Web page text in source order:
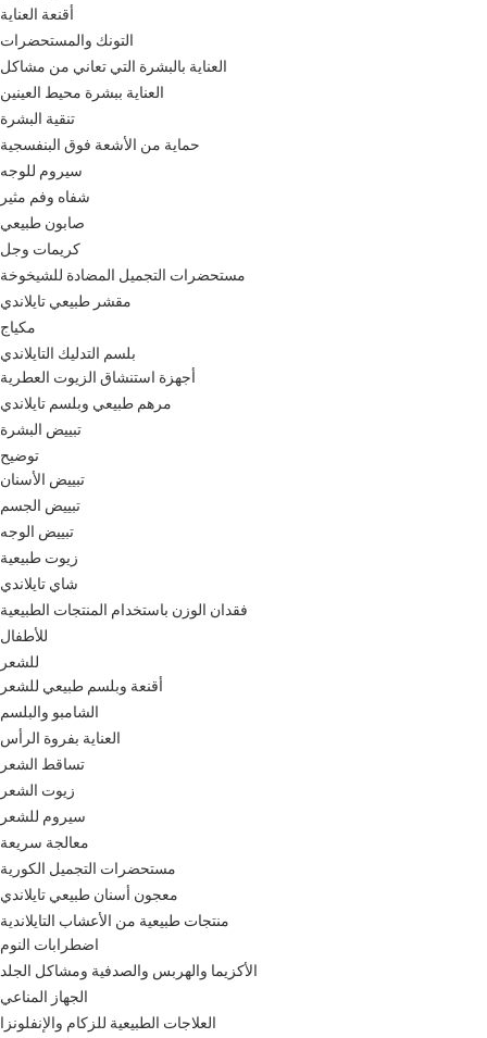
أقنعة العناية
التونك والمستحضرات
العناية بالبشرة التي تعاني من مشاكل
العناية ببشرة محيط العينين
تنقية البشرة
حماية من الأشعة فوق البنفسجية
سيروم للوجه
شفاه وفم مثير
صابون طبيعي
كريمات وجل
مستحضرات التجميل المضادة للشيخوخة
مقشر طبيعي تايلاندي
مكياج
بلسم التدليك التايلاندي
أجهزة استنشاق الزيوت العطرية
مرهم طبيعي وبلسم تايلاندي
تبييض البشرة
توضيح
تبييض الأسنان
تبييض الجسم
تبييض الوجه
زيوت طبيعية
شاي تايلاندي
فقدان الوزن باستخدام المنتجات الطبيعية
للأطفال
للشعر
أقنعة وبلسم طبيعي للشعر
الشامبو والبلسم
العناية بفروة الرأس
تساقط الشعر
زيوت الشعر
سيروم للشعر
معالجة سريعة
مستحضرات التجميل الكورية
معجون أسنان طبيعي تايلاندي
منتجات طبيعية من الأعشاب التايلاندية
اضطرابات النوم
الأكزيما والهربس والصدفية ومشاكل الجلد
الجهاز المناعي
العلاجات الطبيعية للزكام والإنفلونزا